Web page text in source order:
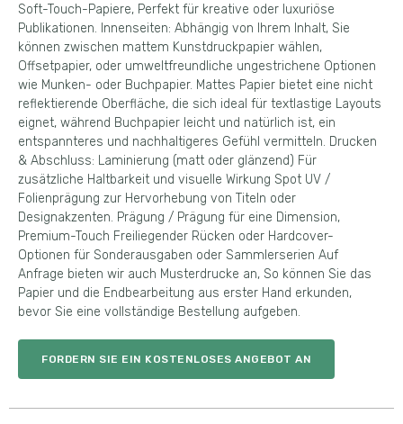
Soft-Touch-Papiere, Perfekt für kreative oder luxuriöse
Publikationen. Innenseiten: Abhängig von Ihrem Inhalt, Sie
können zwischen mattem Kunstdruckpapier wählen,
Offsetpapier, oder umweltfreundliche ungestrichene Optionen
wie Munken- oder Buchpapier. Mattes Papier bietet eine nicht
reflektierende Oberfläche, die sich ideal für textlastige Layouts
eignet, während Buchpapier leicht und natürlich ist, ein
entspannteres und nachhaltigeres Gefühl vermitteln. Drucken
& Abschluss: Laminierung (matt oder glänzend) Für
zusätzliche Haltbarkeit und visuelle Wirkung Spot UV /
Folienprägung zur Hervorhebung von Titeln oder
Designakzenten. Prägung / Prägung für eine Dimension,
Premium-Touch Freiliegender Rücken oder Hardcover-
Optionen für Sonderausgaben oder Sammlerserien Auf
Anfrage bieten wir auch Musterdrucke an, So können Sie das
Papier und die Endbearbeitung aus erster Hand erkunden,
bevor Sie eine vollständige Bestellung aufgeben.
FORDERN SIE EIN KOSTENLOSES ANGEBOT AN